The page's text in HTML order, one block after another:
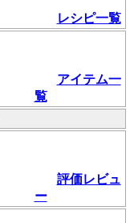
レシピ一覧
アイテム一
覧
評価レビュ
ー